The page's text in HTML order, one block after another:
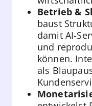
Betrieb &
baust
damit AI-
und
können.
als